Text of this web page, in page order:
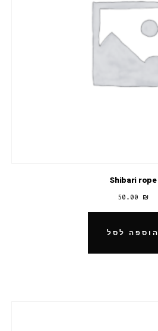
Shibari rope
50.00 ₪
הוספה לסל